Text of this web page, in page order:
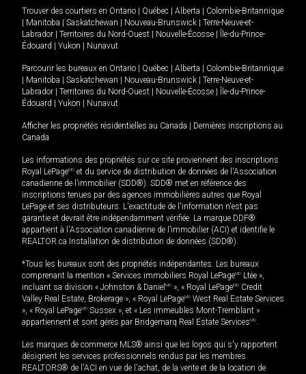
Trouver des courtiers en Ontario Québec Alberta
Colombie-Britannique
Manitoba Saskatchewan Nouveau-Brunswick
Terre-Neuve-et-
Labrador
Territoires du Nord-Ouest Nouvelle-Écosse
Île-du-Prince-
Édouard
Yukon Nunavut
Parcourir les bureaux en Ontario Québec Alberta
Colombie-Britannique
Manitoba Saskatchewan Nouveau-Brunswick
Terre-Neuve-et-
Labrador
Territoires du Nord-Ouest Nouvelle-Écosse
Île-du-Prince-
Édouard
Yukon Nunavut
Afficher les propriétés résidentielles au Canada
Dernières inscriptions au
Canada
Les informations des propriétés sur ce site proviennent des inscriptions
Royal LePageMD et du service de distribution de données de l'Association
canadienne de l’immobilier (SDD®). SDD® met en référence des
inscriptions tenues par des agences immobilières autres que Royal
LePage et ses distributeurs. L'exactitude de l'information n'est pas
garantie et devrait être indépendamment vérifiée. La marque DDF®
appartient à l'Association canadienne de l’immobilier (ACI) et identifie le
REALTOR.ca Installation de distribution de données (SDD®).
*Tous les bureaux sont des propriétés indépendantes. Les bureaux
comprenant la mention « Services immobiliers Royal LePageMD Ltée »,
incluant sa division « Johnston & Daniel MD », « Royal LePageMD Credit
Valley Real Estate, Brokerage », « Royal LePageMD West Real Estate Services
», « Royal LePageMD Sussex », et « Les immeubles Mont-Tremblant »
appartiennent et sont gérés par Bridgemarq Real Estate ServicesMD.
Les marques de commerce MLS® ainsi que les logos qui s'y rapportent
désignent les services professionnels rendus par les membres
REALTORS® de l'ACI en vue de l'achat, de la vente et de la location de